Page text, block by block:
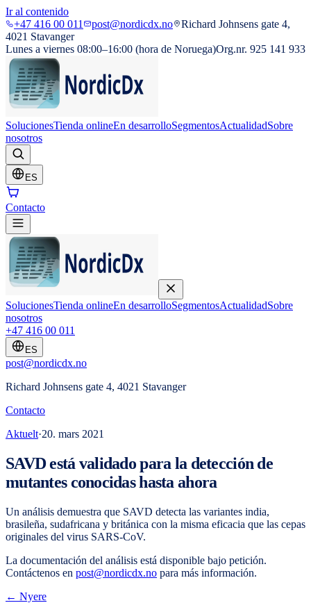
Ir al contenido
+47 416 00 011
post@nordicdx.no
Richard Johnsens gate 4,
4021 Stavanger
Lunes a viernes 08:00–16:00 (hora de Noruega)Org.nr. 925 141 933
SolucionesTienda onlineEn desarrolloSegmentosActualidadSobre
nosotros
ES
Contacto
SolucionesTienda onlineEn desarrolloSegmentosActualidadSobre
nosotros
+47 416 00 011
ES
post@nordicdx.no
Richard Johnsens gate 4, 4021 Stavanger
Contacto
Aktuelt·20. mars 2021
SAVD está validado para la detección de
mutantes conocidas hasta ahora
Un análisis demuestra que SAVD detecta las variantes india,
brasileña, sudafricana y británica con la misma eficacia que las cepas
originales del virus SARS-CoV.
La documentación del análisis está disponible bajo petición.
Contáctenos en post@nordicdx.no para más información.
← Nyere